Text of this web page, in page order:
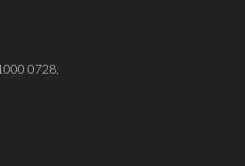
0728.